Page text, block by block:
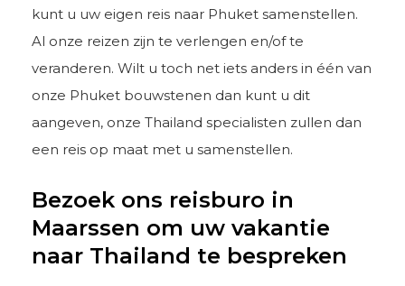
kunt u uw eigen reis naar Phuket samenstellen.
Al onze reizen zijn te verlengen en/of te
veranderen. Wilt u toch net iets anders in één van
onze Phuket bouwstenen dan kunt u dit
aangeven, onze Thailand specialisten zullen dan
een reis op maat met u samenstellen.
Bezoek ons reisburo in
Maarssen om uw vakantie
naar Thailand te bespreken